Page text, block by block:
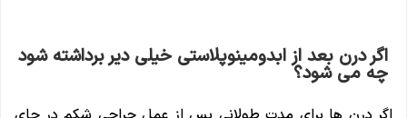
اگر درن بعد از ابدومینوپلاستی خیلی دیر برداشته شود
چه می شود؟